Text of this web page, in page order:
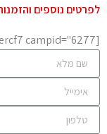
לפרטים נוספים
[leadercf7 campid="6277"]